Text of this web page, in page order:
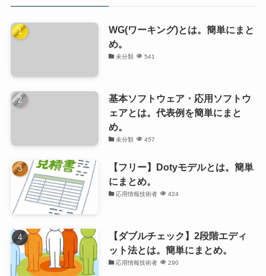
WG(ワーキング)とは。簡単にまと
め。
未分類 541
基本ソフトウェア・応用ソフトウ
ェアとは。代表例を簡単にまと
め。
未分類 457
【フリー】Dotyモデルとは。簡単
にまとめ。
応用情報技術者 424
【ダブルチェック】2段階エディ
ット法とは。簡単にまとめ。
応用情報技術者 290